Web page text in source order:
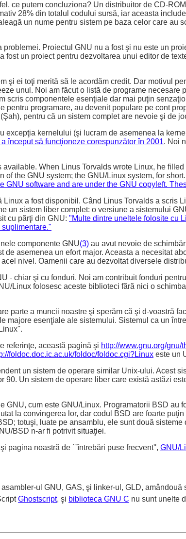
ce putem concluziona? Un distribuitor de CD-
28% din totalul codului sursă, iar aceasta
un nume pentru sistem pe baza celor care
Proiectul GNU nu a fost şi nu este un
fost un proiect pentru dezvoltarea unui editor de
şi ei toţi merită să le acordăm credit. Dar motivul
unul. Noi am făcut o listă de programe necesare
scris componentele esenţiale dar mai puţin
programare, au devenit populare pe cont
pentru că un sistem complet are nevoie şi de
excepţia kernelului (şi lucram de asemenea la
început să funcţioneze corespunzător în 2001. Noi
When Linus Torvalds wrote Linux, he
the GNU system; the GNU/Linux system, for
GNU software and are under the GNU copyleft.
a fost disponibil. Când Linus Torvalds a scris
un sistem liber complet: o versiune a sistemului
cu părţi din GNU: "Multe dintre uneltele folosite cu
componente GNU(3) au avut nevoie de
asemenea un efort major. Aceasta a necesitat
nivel. Oamenii care au dezvoltat diversele
- chiar şi cu fonduri. Noi am contribuit fonduri
Linux folosesc aceste biblioteci fără nici o
parte a muncii noastre şi sperăm că şi d-voastră
majore esenţiale ale sistemului. Sistemul ca un
referinţe, această pagină şi http://www.gnu.org/gnu/
foldoc.doc.ic.ac.uk/foldoc/foldoc.cgi?Linux este un
un sistem de operare similar Unix-ului. Acest
Un sistem de operare liber care există astăzi
cum este GNU/Linux. Programatorii BSD au
la convingerea lor, dar codul BSD are foarte
totuşi, luate pe ansamblu, ele sunt două
BSD n-ar fi potrivit situaţiei.
pagina noastră de ``întrebări puse frecvent'', GNU/
ul GNU, GAS, şi linker-ul, GLD, amândouă
Ghostscript, şi biblioteca GNU C nu sunt unelte